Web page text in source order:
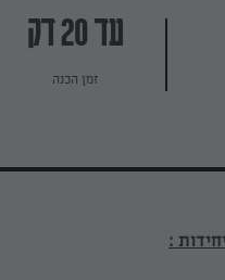
עד 20 דק
זמן הכנה